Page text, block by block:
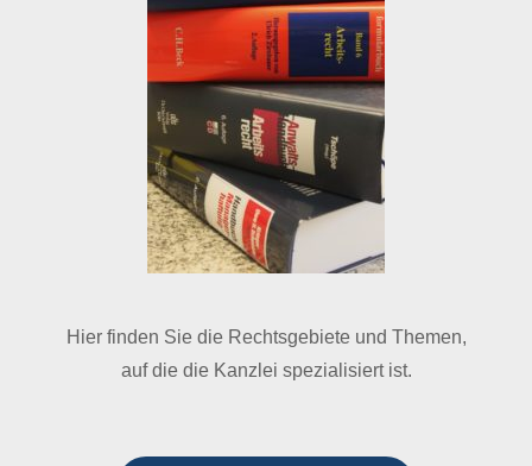
Hier finden Sie die Rechtsgebiete und Themen,
auf die die Kanzlei spezialisiert ist.